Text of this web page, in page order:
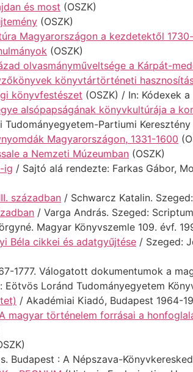
és most (OSZK)
(OSZK)
Magyarországon a kezdetektől
(OSZK)
olvasmányműveltsége a Kárpát-
könyvtártörténeti
könyvfestészet (OSZK) / In: Kódexek
alsópapságának könyvkultúrája a
Partiumi Keresztény
Magyarországon, 1331-1600
a Nemzeti Múzeumban (OSZK)
ig / Sajtó alá rendezte: Farkas Gábor,
században / Schwarcz Katalin.
/ Varga András. Szeged:
Magyar Könyvszemle 109. évf.
Béla cikkei és adatgyűjtése / Szeged:
1777. Válogatott dokumentumok a
Loránd Tudományegyetem
/ Akadémiai Kiadó, Budapest 1964-
magyar történelem forrásai a
Budapest : A Népszava-